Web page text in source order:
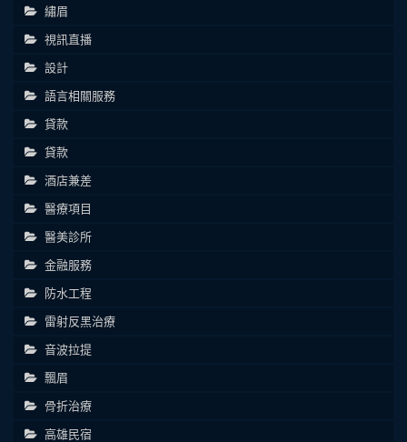
繡眉
視訊直播
設計
語言相關服務
貸款
貸款
酒店兼差
醫療項目
醫美診所
金融服務
防水工程
雷射反黑治療
音波拉提
飄眉
骨折治療
高雄民宿